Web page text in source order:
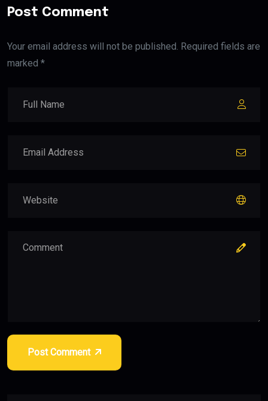
Post Comment
Your email address will not be published. Required fields are
marked *
Post Comment